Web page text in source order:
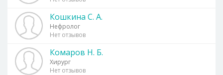
Кошкина С. А.
Нефролог
Нет отзывов
Комаров Н. Б.
Хирург
Нет отзывов